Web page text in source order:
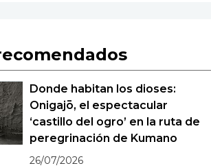
Donde habitan los dioses:
Onigajō, el espectacular
‘castillo del ogro’ en la ruta de
peregrinación de Kumano
26/07/2026